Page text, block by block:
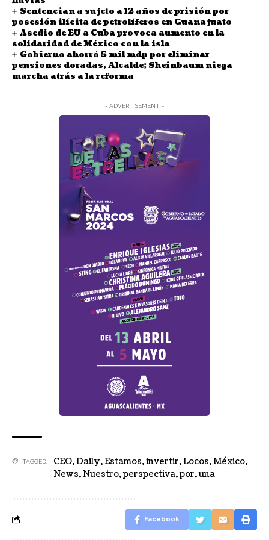
Sentencian a sujeto a 12 años de prisión por
posesión ilícita de petrolíferos en Guanajuato
Asedio de EU a Cuba provoca aumento en la
solidaridad de México con la isla
Gobierno ahorró 5 mil mdp por eliminar
pensiones doradas, Alcalde; Sheinbaum niega
marcha atrás a la reforma
- ADVERTISEMENT -
TAGGED: CEO,Daily,Estamos,invertir,Locos,México,
News,Nuestro,perspectiva,por,una
Facebook